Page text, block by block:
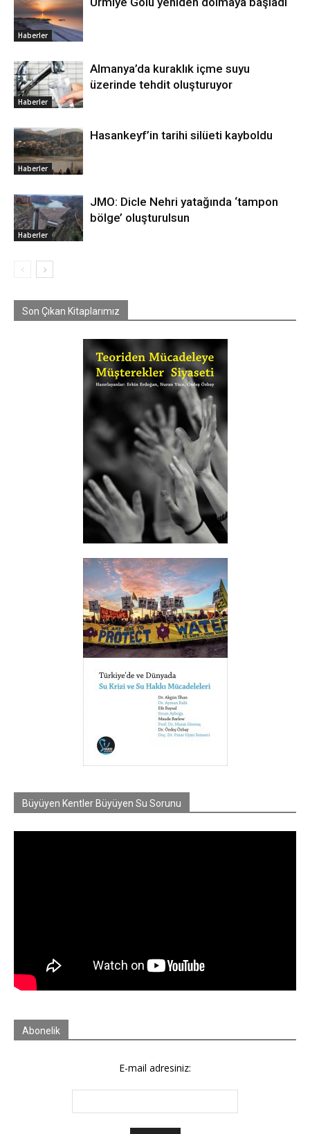
Haberler
Haberler
Almanya’da kuraklık içme suyu
üzerinde tehdit oluşturuyor
Haberler
Hasankeyf’in tarihi silüeti kayboldu
Haberler
JMO: Dicle Nehri yatağında ‘tampon
bölge’ oluşturulsun
Son Çıkan Kitaplarımız
Büyüyen Kentler Büyüyen Su Sorunu
Abonelik
E-mail adresiniz: